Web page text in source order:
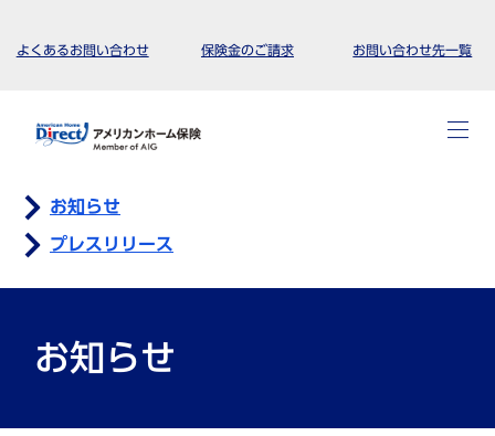
よくあるお問い合わせ 保険金のご請求 お問い合わせ先一覧
お知らせ
プレスリリース
お知らせ